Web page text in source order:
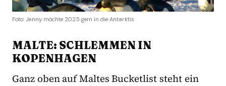
Foto: Jenny möchte 2025 gern in die Antarktis
MALTE: SCHLEMMEN IN
KOPENHAGEN
Ganz oben auf Maltes Bucketlist steht ein